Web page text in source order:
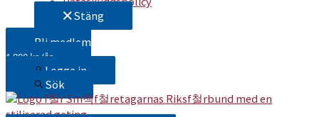
Stäng
Bli medlem
1 800 kr /år
Logga in
Sök